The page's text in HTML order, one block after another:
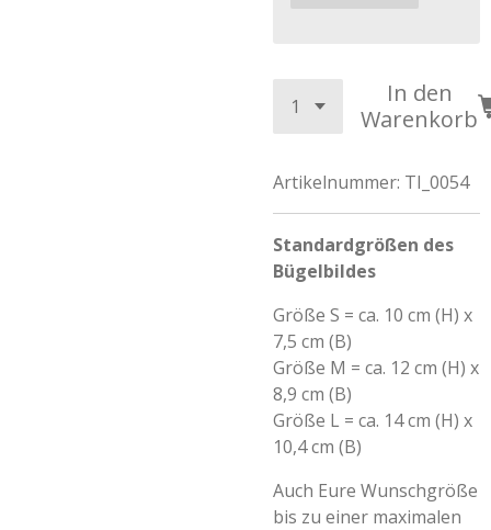
In den
Warenkorb
Artikelnummer: TI_0054
Standardgrößen des
Bügelbildes
Größe S = ca. 10 cm (H) x
7,5 cm (B)
Größe M = ca. 12 cm (H) x
8,9 cm (B)
Größe L = ca. 14 cm (H) x
10,4 cm (B)
Auch Eure Wunschgröße
bis zu einer maximalen